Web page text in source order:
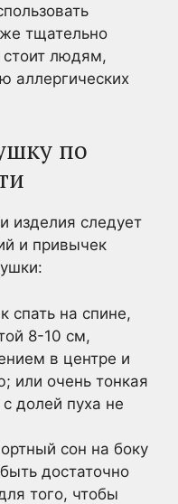
тщательно
стоит людям,
аллергических
по
изделия следует
и привычек
спать на спине,
8-10 см,
в центре и
или очень тонкая
долей пуха не
сон на боку
достаточно
того, чтобы